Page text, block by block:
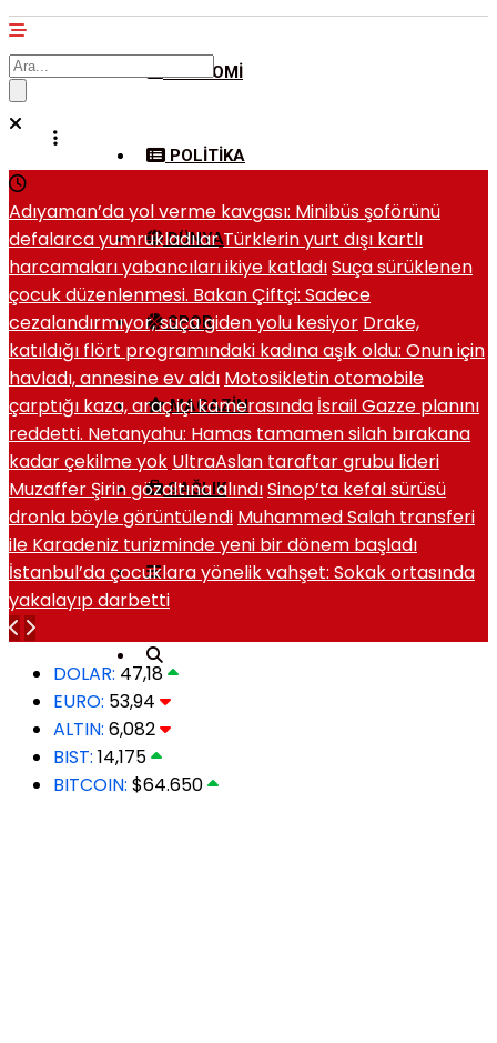
EKONOMI
POLITIKA
DÜNYA
SPOR
MAGAZIN
SAĞLIK
Adıyaman’da yol verme kavgası: Minibüs şoförünü
defalarca yumrukladılarTürklerin yurt dışı kartlı
harcamaları yabancıları ikiye katladıSuça sürüklenen
çocuk düzenlenmesi. Bakan Çiftçi: Sadece
cezalandırmıyor, suça giden yolu kesiyor Drake,
katıldığı flört programındaki kadına aşık oldu: Onun için
havladı, annesine ev aldı Motosikletin otomobile
çarptığı kaza, araç içi kamerasında İsrail Gazze planını
reddetti. Netanyahu: Hamas tamamen silah bırakana
kadar çekilme yok UltraAslan taraftar grubu lideri
Muzaffer Şirin gözaltına alındıSinop’ta kefal sürüsü
dronla böyle görüntülendi Muhammed Salah transferi
ile Karadeniz turizminde yeni bir dönem başladı
İstanbul’da çocuklara yönelik vahşet: Sokak ortasında
yakalayıp darbetti
DOLAR: 47,18
EURO: 53,94
ALTIN: 6,082
BIST: 14,175
BITCOIN: $64.650